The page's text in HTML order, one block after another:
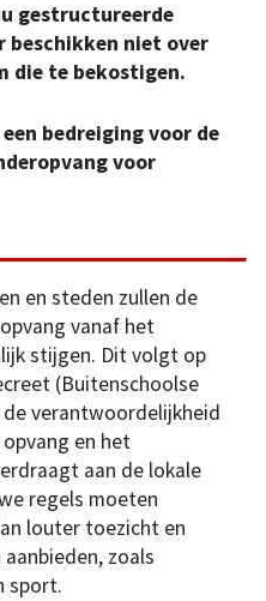
gestructureerde
niet over
die te bekostigen.
bedreiging voor de
voor
en steden zullen de
vanaf het
stijgen. Dit volgt op
(Buitenschoolse
verantwoordelijkheid
en het
aan de lokale
regels moeten
louter toezicht en
zoals
sport.